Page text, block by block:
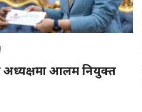
अध्यक्षमा आलम नियुक्त